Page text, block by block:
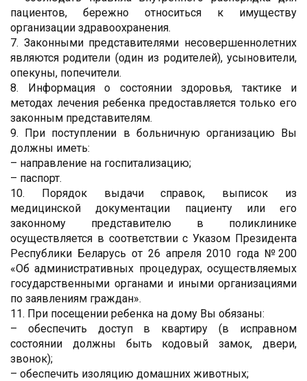
пациентов, бережно относиться к имуществу
организации здравоохранения.
7. Законными представителями несовершеннолетних
являются родители (один из родителей), усыновители,
опекуны, попечители.
8. Информация о состоянии здоровья, тактике и
методах лечения ребенка предоставляется только его
законным представителям.
9. При поступлении в больничную организацию Вы
должны иметь:
– направление на госпитализацию;
– паспорт.
10. Порядок выдачи справок, выписок из
медицинской документации пациенту или его
законному представителю в поликлинике
осуществляется в соответствии с Указом Президента
Республики Беларусь от 26 апреля 2010 года №200
«Об административных процедурах, осуществляемых
государственными органами и иными организациями
по заявлениям граждан».
11. При посещении ребенка на дому Вы обязаны:
– обеспечить доступ в квартиру (в исправном
состоянии должны быть кодовый замок, двери,
звонок);
– обеспечить изоляцию домашних животных;